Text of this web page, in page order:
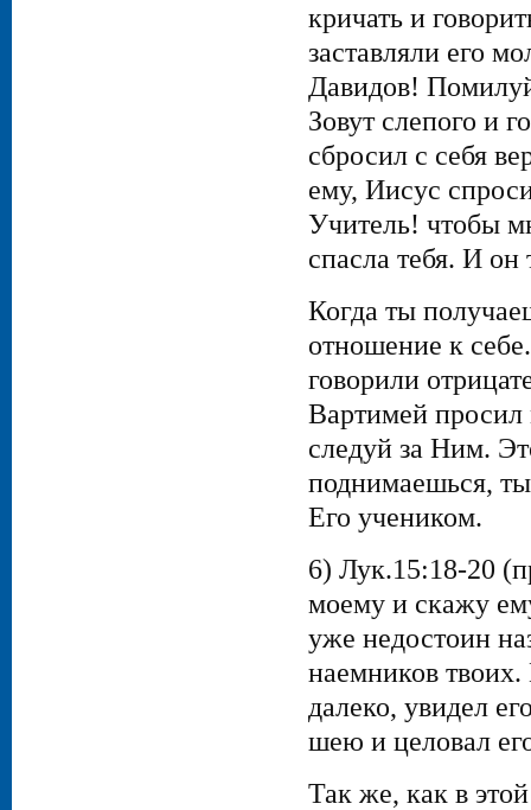
кричать и
заставляли его
Давидов!
Зовут слепого и
сбросил с себя
ему, Иисус
Учитель! чтобы
спасла тебя. И
Когда ты
отношение к
говорили
Вартимей
следуй за Ним.
поднимаешься,
Его учеником.
6) Лук.15:18-20
моему и скажу
уже недостоин
наемников
далеко, увидел
шею и целовал
Так же, как в